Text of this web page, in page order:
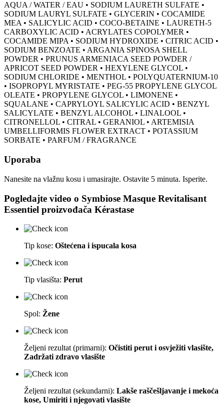
AQUA / WATER / EAU • SODIUM LAURETH SULFATE •
SODIUM LAURYL SULFATE • GLYCERIN • COCAMIDE
MEA • SALICYLIC ACID • COCO-BETAINE • LAURETH-5
CARBOXYLIC ACID • ACRYLATES COPOLYMER •
COCAMIDE MIPA • SODIUM HYDROXIDE • CITRIC ACID •
SODIUM BENZOATE • ARGANIA SPINOSA SHELL
POWDER • PRUNUS ARMENIACA SEED POWDER /
APRICOT SEED POWDER • HEXYLENE GLYCOL •
SODIUM CHLORIDE • MENTHOL • POLYQUATERNIUM-10
• ISOPROPYL MYRISTATE • PEG-55 PROPYLENE GLYCOL
OLEATE • PROPYLENE GLYCOL • LIMONENE •
SQUALANE • CAPRYLOYL SALICYLIC ACID • BENZYL
SALICYLATE • BENZYL ALCOHOL • LINALOOL •
CITRONELLOL • CITRAL • GERANIOL • ARTEMISIA
UMBELLIFORMIS FLOWER EXTRACT • POTASSIUM
SORBATE • PARFUM / FRAGRANCE
Uporaba
Nanesite na vlažnu kosu i umasirajte. Ostavite 5 minuta. Isperite.
Pogledajte video o Symbiose Masque Revitalisant
Essentiel proizvođača Kérastase
Tip kose: Oštećena i ispucala kosa
Tip vlasišta: Perut
Spol: Žene
Željeni rezultat (primarni): Očistiti perut i osvježiti vlasište,
Zadržati zdravo vlasište
Željeni rezultat (sekundarni): Lakše raščešljavanje i mekoća
kose, Umiriti i njegovati vlasište